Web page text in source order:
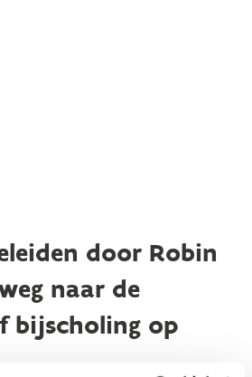
door Robin
naar de
bijscholing op